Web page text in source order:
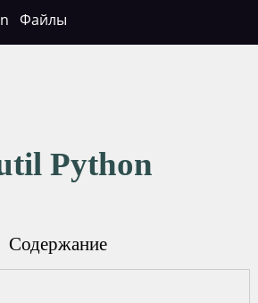
Файлы
Python
Содержание